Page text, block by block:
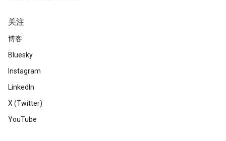
关注
博客
Bluesky
Instagram
LinkedIn
X (Twitter)
YouTube